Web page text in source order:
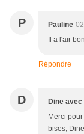
P Pauline
Il a l'air
Répondre
D Dine
Merci
bises,